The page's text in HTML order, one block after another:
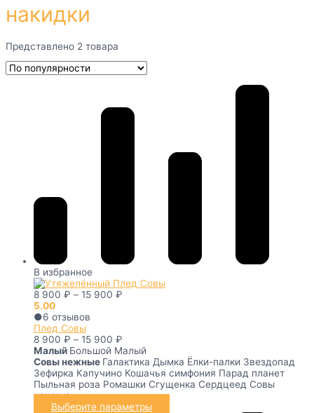
накидки
Представлено 2 товара
В избранное
8 900 ₽ – 15 900 ₽
5.00
●6 отзывов
Плед Совы
8 900 ₽ – 15 900 ₽
Малый Большой Малый
Совы нежные Галактика Дымка Ёлки-палки Звездопад
Зефирка Капучино Кошачья симфония Парад планет
Пыльная роза Ромашки Сгущенка Сердцеед Совы
нежные
Выберите параметры